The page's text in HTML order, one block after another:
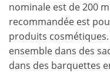
nominale est de 200
recommandée est
produits
ensemble dans des
dans des barquettes